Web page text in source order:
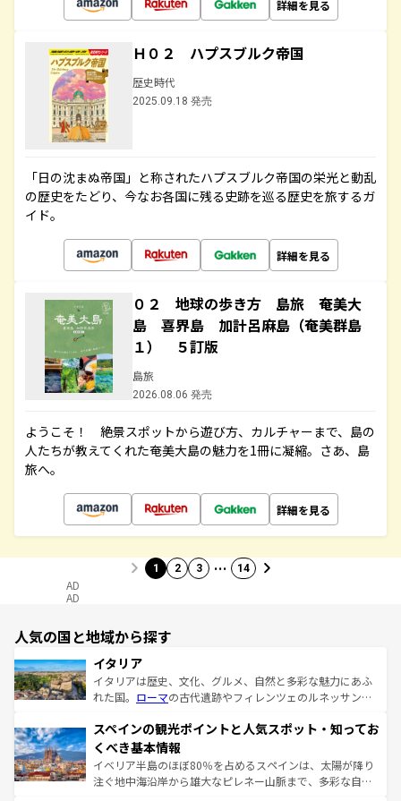
詳細を見る
Ｈ０２ ハプスブルク帝国
歴史時代
2025.09.18 発売
「日の沈まぬ帝国」と称されたハプスブルク帝国の栄光と動乱
の歴史をたどり、今なお各国に残る史跡を巡る歴史を旅するガ
イド。
詳細を見る
０２ 地球の歩き方 島旅 奄美大
島 喜界島 加計呂麻島（奄美群島
１） ５訂版
島旅
2026.08.06 発売
ようこそ！ 絶景スポットから遊び方、カルチャーまで、島の
人たちが教えてくれた奄美大島の魅力を1冊に凝縮。さあ、島
旅へ。
詳細を見る
1 2 3 … 14
AD
AD
人気の国と地域から探す
イタリア
イタリアは歴史、文化、グルメ、自然と多彩な魅力にあふ
れた国。 ローマの古代遺跡やフィレンツェのルネッサンス
ろん、トスカーナの美しい田園風景やアマルフィ海岸の絶
景など、自然景観も見逃せない。観光の合間には、本場の
ピザやパスタなど、絶品のイタリア料理を堪能することも
できる。朝目覚めてから夜眠るまで、すべての瞬間を楽し
スペインの観光ポイントと人気スポット・知ってお
くべき基本情報
イベリア半島のほぼ80％を占めるスペインは、太陽が降り
注ぐ地中海沿岸から雄大なピレネー山脈まで、多彩な自然